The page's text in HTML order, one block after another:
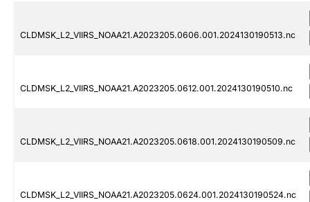
CLDMSK_L2_VIIRS_NOAA21.A2023205.0606.001.2024130190513.nc
CLDMSK_L2_VIIRS_NOAA21.A2023205.0612.001.2024130190510.nc
CLDMSK_L2_VIIRS_NOAA21.A2023205.0618.001.2024130190509.nc
CLDMSK_L2_VIIRS_NOAA21.A2023205.0624.001.2024130190524.nc